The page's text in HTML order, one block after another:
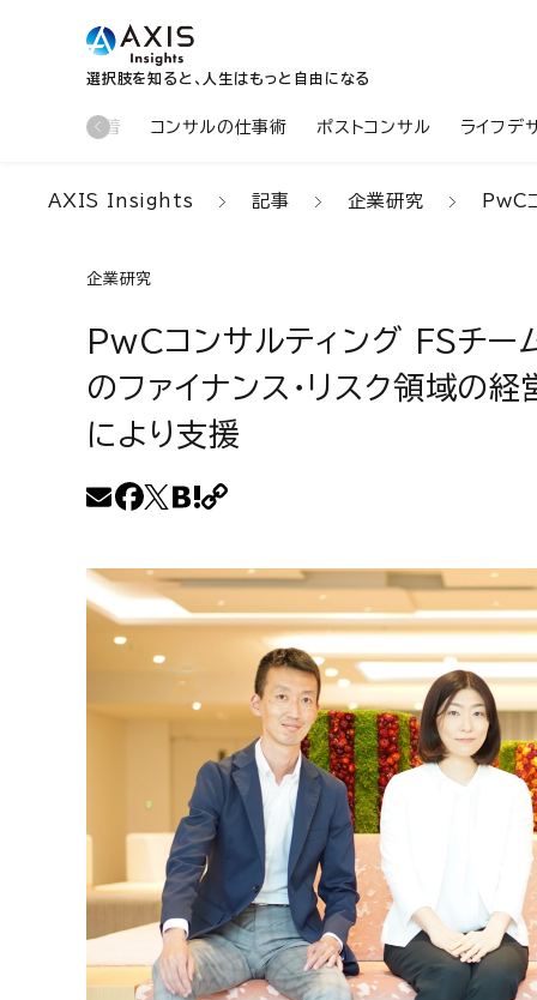
選択肢を知ると、人生はもっと自由になる
新着 コンサルの仕事術 ポストコンサル ライフデ
AXIS Insights 記事 企業研究 PwCコ
企業研究
PwCコンサルティング FSチー
のファイナンス・リスク領域の
により支援